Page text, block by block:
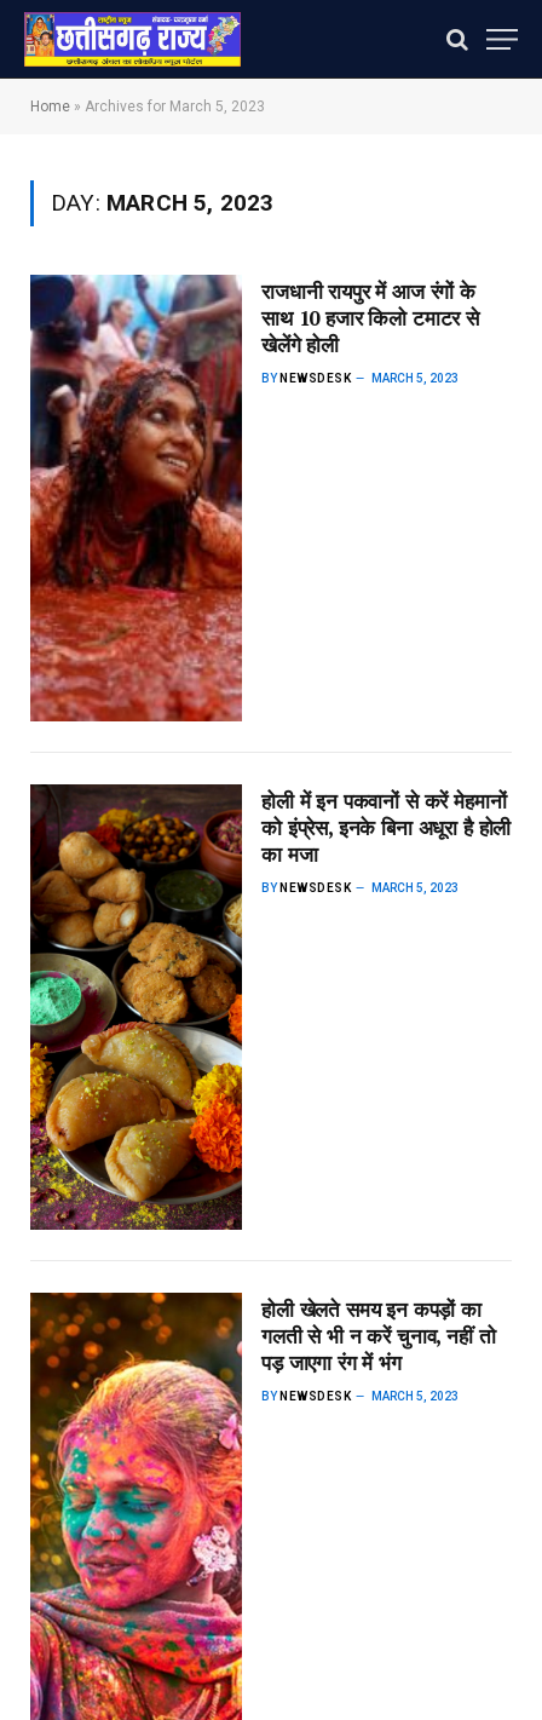
Home » Archives for March 5, 2023
DAY: MARCH 5, 2023
राजधानी रायपुर में आज रंगों के
साथ 10 हजार किलो टमाटर से
खेलेंगे होली
BY NEWSDESK MARCH 5, 2023
होली में इन पकवानों से करें मेहमानों
को इंप्रेस, इनके बिना अधूरा है होली
का मजा
BY NEWSDESK MARCH 5, 2023
होली खेलते समय इन कपड़ों का
गलती से भी न करें चुनाव, नहीं तो
पड़ जाएगा रंग में भंग
BY NEWSDESK MARCH 5, 2023